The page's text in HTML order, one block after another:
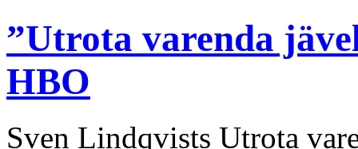
”Utrota varenda
HBO
Sven Lindqvists Utrota